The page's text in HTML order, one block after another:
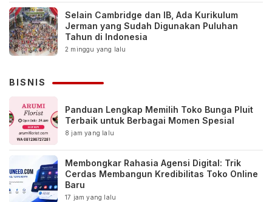
Selain Cambridge dan IB, Ada Kurikulum
Jerman yang Sudah Digunakan Puluhan
Tahun di Indonesia
2 minggu yang lalu
BISNIS
Panduan Lengkap Memilih Toko Bunga Pluit
Terbaik untuk Berbagai Momen Spesial
8 jam yang lalu
Membongkar Rahasia Agensi Digital: Trik
Cerdas Membangun Kredibilitas Toko Online
Baru
17 jam yang lalu